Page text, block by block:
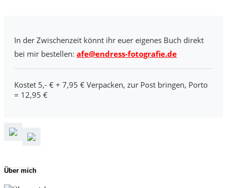
In der Zwischenzeit könnt ihr euer eigenes Buch direkt
bei mir bestellen: afe@endress-fotografie.de
Kostet 5,- € + 7,95 € Verpacken, zur Post bringen, Porto
= 12,95 €
Über mich